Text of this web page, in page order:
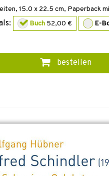
15.0 x 22.5 cm, Paperback
Buch 52,00 € E-
bestellen